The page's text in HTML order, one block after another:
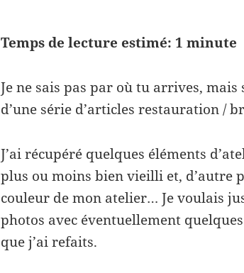
Temps de lecture estimé: 1 minute
Je ne sais pas par où tu arrives,
d’une série d’articles restauration /
J’ai récupéré quelques éléments
plus ou moins bien vieilli et, d’autre
couleur de mon atelier… Je voulais
photos avec éventuellement
que j’ai refaits.